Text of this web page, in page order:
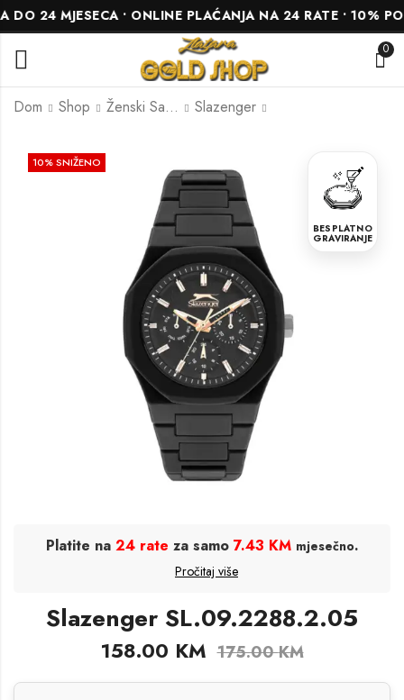
24 MJESECA • ONLINE PLAĆANJA NA 24 RATE • 10%
0
Dom Shop Ženski Satovi Slazenger
SL.09.2261.3.04
126.00
SL.09.2243.4.08
KM 175.00
10% SNIŽENO
BESPLATNO
GRAVIRANJE
Platite na 24 rate za samo 7.43 KM mjesečno.
Pročitaj više
Slazenger SL.09.2288.2.05
158.00 KM 175.00KM